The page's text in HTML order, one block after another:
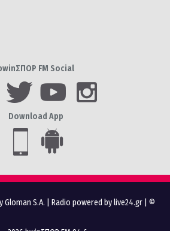
bwinΣΠΟΡ FM Social
Download App
Gloman S.A. Radio powered by live24.gr | ©